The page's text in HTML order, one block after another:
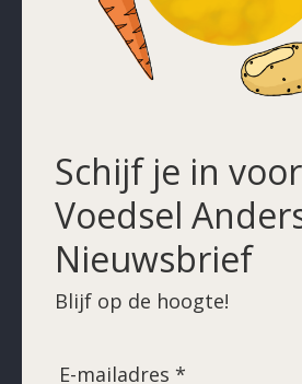
Schijf je in
Voedsel
Nieuwsbrief
Blijf op de hoogte!
E-mailadres *